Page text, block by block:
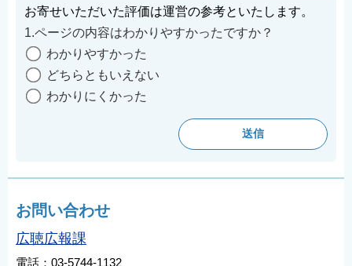
お寄せいただいた評価は運営の参考といたします。
1.ページの内容はわかりやすかったですか？
わかりやすかった
どちらともいえない
わかりにくかった
お問い合わせ
広聴広報課
電話：03-5744-1132